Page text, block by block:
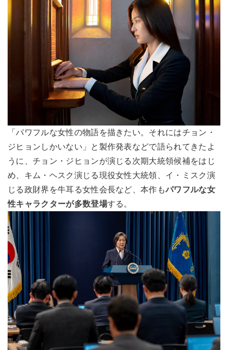
「パワフルな女性の物語を描きたい。それにはチョン・
ジヒョンしかいない」と製作発表などで語られてきたよ
うに、チョン・ジヒョンが演じる次期大統領候補をはじ
め、キム・ヘスク演じる現役女性大統領、イ・ミスク演
じる政財界を牛耳る女性会長など、本作もパワフルな女
性キャラクターが多数登場する。